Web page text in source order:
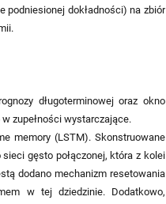
podniesionej dokładności) na zbiór
długoterminowej oraz okno
zupełności wystarczające.
memory (LSTM). Skonstruowane
gęsto połączonej, która z kolei
dodano mechanizm resetowania
w tej dziedzinie. Dodatkowo,